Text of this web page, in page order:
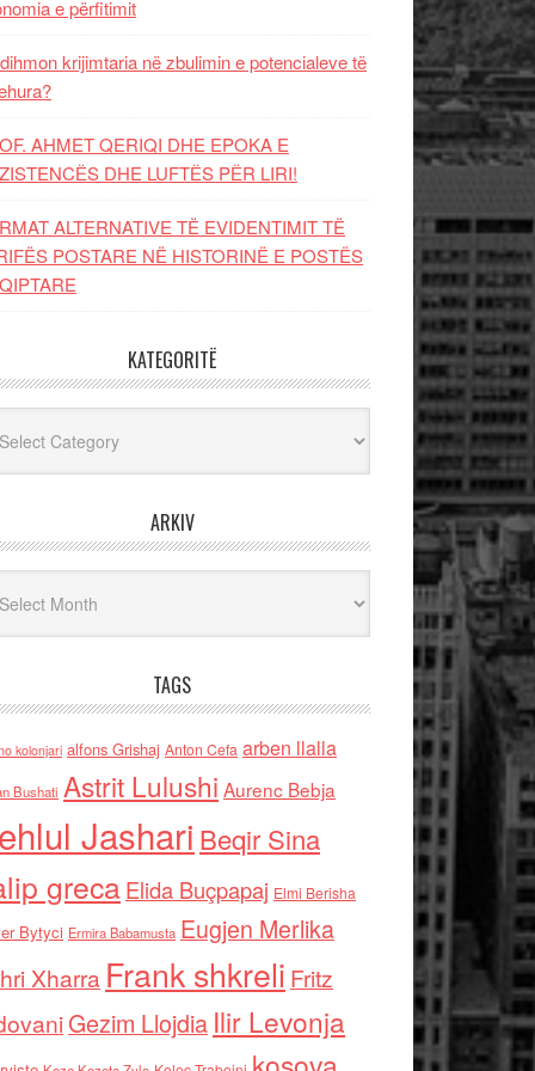
e përfitimit
krijimtaria në zbulimin e potencialeve të
AHMET QERIQI DHE EPOKA E
DHE LUFTЁS PЁR LIRI!
ALTERNATIVE TË EVIDENTIMIT TË
POSTARE NË HISTORINË E POSTËS
KATEGORITË
ARKIV
TAGS
kolonjari alfons Grishaj Anton Cefa arben llalla
Bushati Astrit Lulushi Aurenc Bebja
Jashari Beqir Sina
grecaElida Buçpapaj Elmi Berisha
Bytyci Ermira Babamusta Eugjen Merlika
Xharra Frank shkreli Fritz
Gezim Llojdia Ilir Levonja